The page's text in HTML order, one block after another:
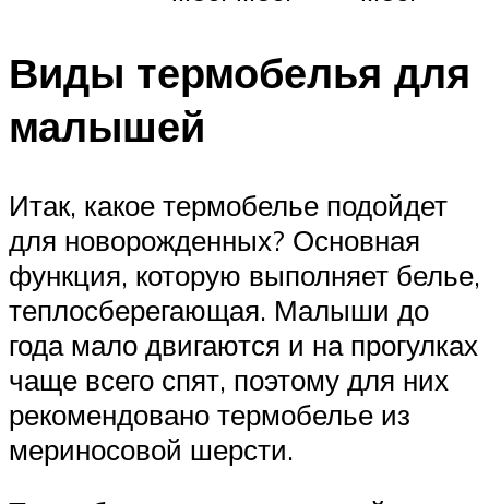
Виды термобелья для
малышей
Итак, какое термобелье подойдет
для новорожденных? Основная
функция, которую выполняет белье,
теплосберегающая. Малыши до
года мало двигаются и на прогулках
чаще всего спят, поэтому для них
рекомендовано термобелье из
мериносовой шерсти.